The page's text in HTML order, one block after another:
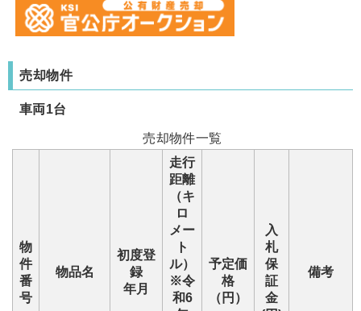
売却物件
車両1台
売却物件一覧
物
件
番
号
物品名
初度登
録
年月
走行
距離
（キ
ロ
メー
ト
ル）
※令
和6
予定価
格
（円）
入
札
保
証
金
備考